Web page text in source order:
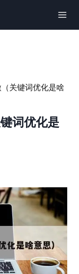
关键词优化是啥
词优化是